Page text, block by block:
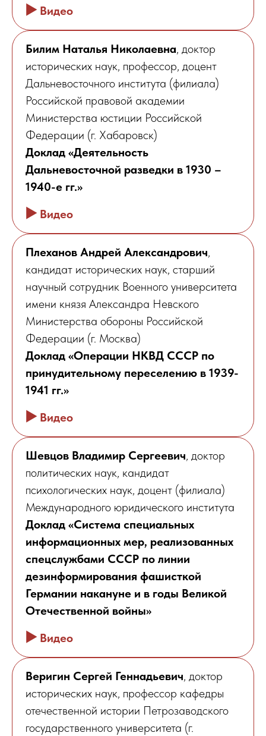
▶️ Видео
Билим Наталья Николаевна, доктор
исторических наук, профессор, доцент
Дальневосточного института (филиала)
Российской правовой академии
Министерства юстиции Российской
Федерации (г. Хабаровск)
Доклад «Деятельность
Дальневосточной разведки в 1930 –
1940-е гг.»
▶️ Видео
Плеханов Андрей Александрович,
кандидат исторических наук, старший
научный сотрудник Военного университета
имени князя Александра Невского
Министерства обороны Российской
Федерации (г. Москва)
Доклад «Операции НКВД СССР по
принудительному переселению в 1939-
1941 гг.»
▶️ Видео
Шевцов Владимир Сергеевич, доктор
политических наук, кандидат
психологических наук, доцент (филиала)
Международного юридического института
Доклад «Система специальных
информационных мер, реализованных
спецслужбами СССР по линии
дезинформирования фашисткой
Германии накануне и в годы Великой
Отечественной войны»
▶️ Видео
Веригин Сергей Геннадьевич, доктор
исторических наук, профессор кафедры
отечественной истории Петрозаводского
государственного университета (г.